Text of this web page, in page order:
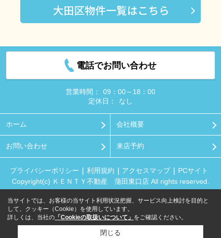
電話でお問い合わせ
営業時間：
09：00～18：00
定休日：
なし
ホーム 会社概要
お問い合わせ 来店予約
プライバシーポリシー 利用規約 アクセスマップ
PCサイト
Copyright(c) ＫＥＮＴＹ不動産 蒲田東口店 All rights reserved.
当サイトでは、お客様の当サイト利用状況把握、サービス向上検討を目的と
して、クッキー（Cookie）を使用しています。
詳しくは、当社の 「Cookieの取扱いについて」 をご確認ください。
閉じる